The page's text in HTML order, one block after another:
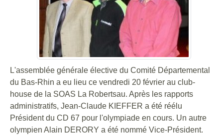
L'assemblée générale élective du Comité Départemental
du Bas-Rhin a eu lieu ce vendredi 20 février au club-
house de la SOAS La Robertsau. Après les rapports
administratifs, Jean-Claude KIEFFER a été réélu
Président du CD 67 pour l'olympiade en cours. Un autre
olympien Alain DERORY a été nommé Vice-Président.